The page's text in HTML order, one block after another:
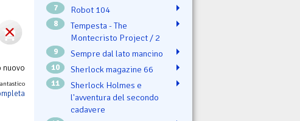
nuovo
7 Robot 104
8
Tempesta - The
Montecristo Project / 2
9 Sempre dal lato mancino
10 Sherlock magazine 66
11
Sherlock Holmes e
l'avventura del secondo
cadavere